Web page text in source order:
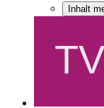
Inhalt